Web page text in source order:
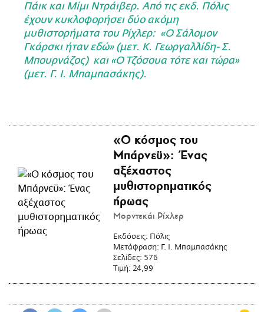
Πάικ και Μίμι Ντράιβερ. Από τις εκδ. Πόλις
έχουν κυκλοφορήσει δύο ακόμη
μυθιστορήματα του Ρίχλερ: «Ο Σάλομον
Γκάρσκι ήταν εδώ» (μετ. Κ. Γεωργαλλίδη- Σ.
Μπουρνάζος) και «Ο Τζόσουα τότε και τώρα»
(μετ. Γ. Ι. Μπαμπασάκης).
«Ο κόσμος του
Μπάρνεϋ»: Ένας
αξέχαστος
μυθιστορηματικός
ήρωας
Μορντεκάι Ρίχλερ
Εκδόσεις: Πόλις
Μετάφραση: Γ. Ι. Μπαμπασάκης
Σελίδες: 576
Τιμή: 24,99